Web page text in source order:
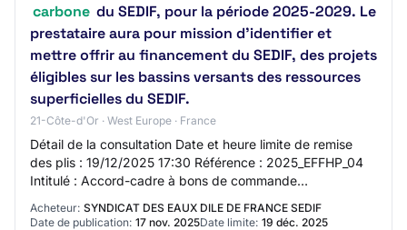
carbone du SEDIF, pour la période 2025-2029. Le
prestataire aura pour mission d’identifier et
mettre offrir au financement du SEDIF, des projets
éligibles sur les bassins versants des ressources
superficielles du SEDIF.
21-Côte-d'Or · West Europe · France
Détail de la consultation Date et heure limite de remise
des plis : 19/12/2025 17:30 Référence : 2025_EFFHP_04
Intitulé : Accord-cadre à bons de commande
Acheteur: SYNDICAT DES EAUX DILE DE FRANCE SEDIF
Date de publication: 17 nov. 2025Date limite: 19 déc. 2025